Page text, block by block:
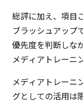
総評に加え、項目
ブラッシュアップ
優先度を判断しな
メディアトレーニ
メディアトレーニ
グとしての活用は